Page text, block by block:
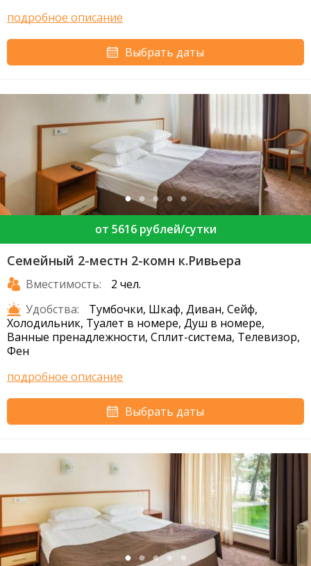
подробное описание
Выбрать даты
от 5616 рублей/сутки
Семейный 2-местн 2-комн к.Ривьера
Вместимость:
2 чел.
Удобства:
Тумбочки, Шкаф, Диван, Сейф,
Холодильник, Туалет в номере, Душ в номере,
Ванные пренадлежности, Сплит-система, Телевизор,
Фен
подробное описание
Выбрать даты